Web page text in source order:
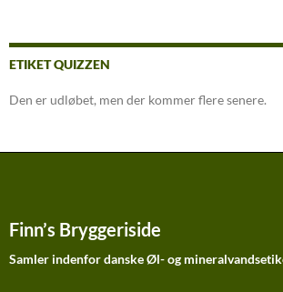
ETIKET QUIZZEN
Den er udløbet, men der kommer flere senere.
Finn’s Bryggeriside
Samler indenfor danske Øl- og